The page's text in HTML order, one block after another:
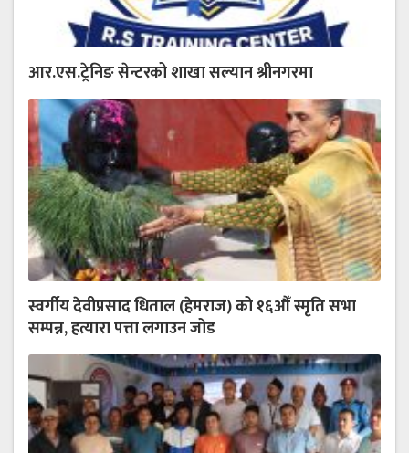
आर.एस.ट्रेनिङ सेन्टरको शाखा सल्यान श्रीनगरमा
स्वर्गीय देवीप्रसाद धिताल (हेमराज) को १६औँ स्मृति सभा
सम्पन्न, हत्यारा पत्ता लगाउन जोड